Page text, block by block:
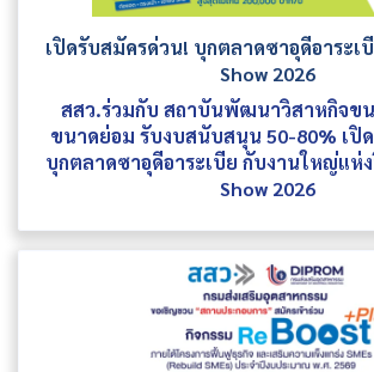
เปิดรับสมัครด่วน! บุกตลาดซาอุดีอาระเ
Show 2026
สสว.ร่วมกับ สถาบันพัฒนาวิสาหกิจข
ขนาดย่อม รับงบสนับสนุน 50-80% เปิ
บุกตลาดซาอุดีอาระเบีย กับงานใหญ่แห่
Show 2026